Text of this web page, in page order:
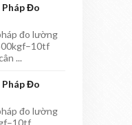
Pháp Đo
đo lường
...
Pháp Đo
đo lường